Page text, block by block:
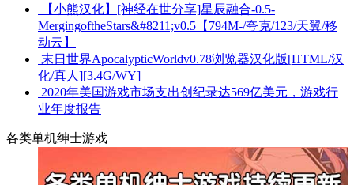
【小熊汉化】[神经在世分享]星辰融合-0.5-
MergingoftheStars&#8211;v0.5【794M-/夸克/123/天翼/移
动云】
末日世界ApocalypticWorldv0.78浏览器汉化版[HTML/汉
化/真人][3.4G/WY]
2020年美国游戏市场支出创纪录达569亿美元，游戏行
业年度报告
各类单机绅士游戏